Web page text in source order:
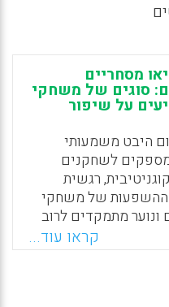
מסחריים
סוגים של משחקי
על שיפור
היבט משמעותי
לשחקנים
רגשית
ההשפעות של משחקי
ונוער מתמקדים לרוב
מאמר זה סוקר סוגים
ועומד על
קראו עוד...